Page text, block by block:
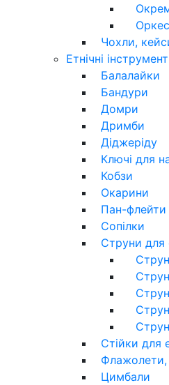
Чохли,
Етнічні
Балалайки
Бандури
Домри
Дримби
Діджеріду
Ключі для
Кобзи
Окарини
Пан-флейти
Сопілки
Струни для
Стійки для
Флажолети,
Цимбали